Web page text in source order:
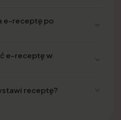
e-receptę po
e-receptę w
receptę?